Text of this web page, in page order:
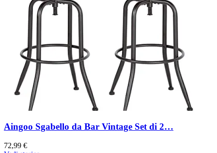
Aingoo Sgabello da Bar Vintage Set di 2…
72,99 €